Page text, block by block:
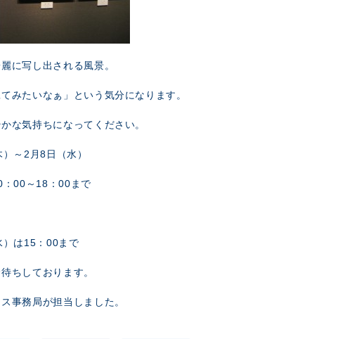
に写し出される風景。
てみたいなぁ」という気分になります。
な気持ちになってください。
～2月8日（水）
：00～18：00まで
）は15：00まで
ちしております。
事務局が担当しました。